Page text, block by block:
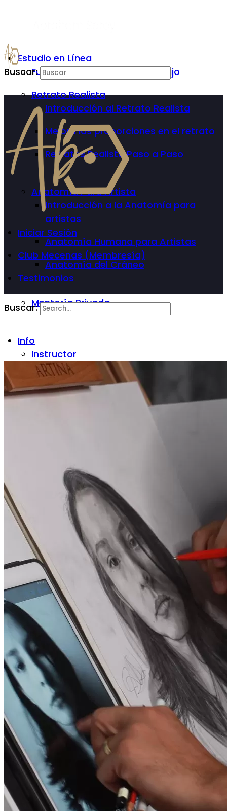
Estudio en Línea
Fundamentos Básicos del Dibujo
Retrato Realista
Introducción al Retrato Realista
Mejora las proporciones en el retrato
Retratos Realista Paso a Paso
Anatomía Para Artista
Introducción a la Anatomía para
artistas
Anatomía Humana para Artistas
Anatomía del Cráneo
Mentoría Privada
Info
Instructor
Preguntas Frecuentes
Blog
Testimonios
Tienda
Inicio de Sesión Regístrarse
Buscar:
Iniciar Sesión
Club Mecenas (Membresía)
Testimonios
Buscar: